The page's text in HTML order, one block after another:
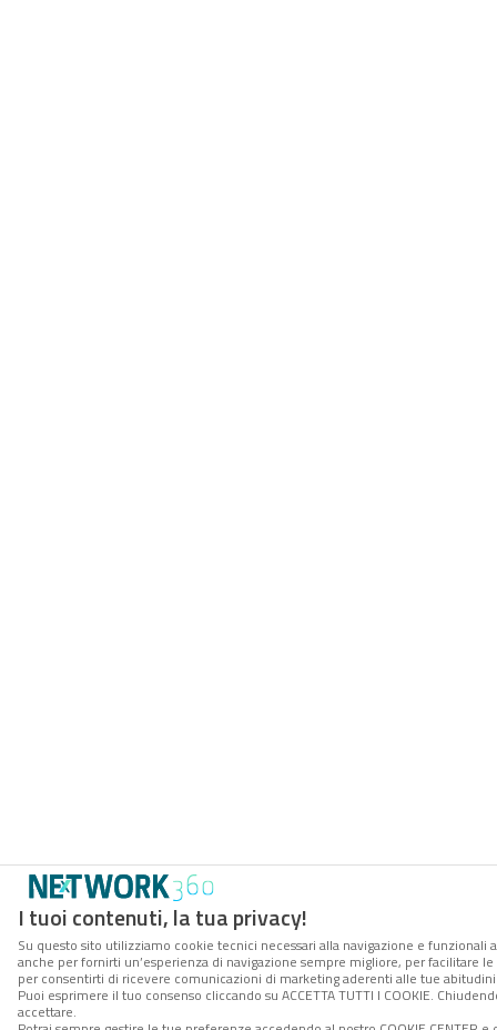
I tuoi contenuti, la tua privacy!
Su questo sito utilizziamo cookie tecnici necessari alla navigazione e funzionali
anche per fornirti un’esperienza di navigazione sempre migliore, per facilitare
per consentirti di ricevere comunicazioni di marketing aderenti alle tue
Puoi esprimere il tuo consenso cliccando su ACCETTA TUTTI I COOKIE.
accettare.